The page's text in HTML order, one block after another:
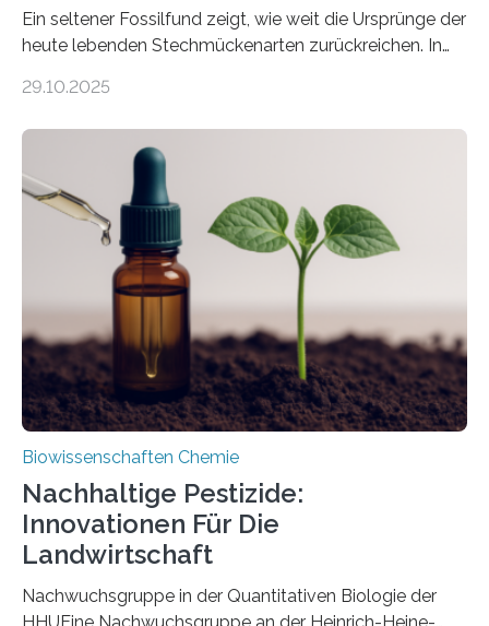
Ein seltener Fossilfund zeigt, wie weit die Ursprünge der
heute lebenden Stechmückenarten zurückreichen. In
Forschende die bisher älteste bekannte Stechmücken-
Region Kachin in Myanmar und hat sich in
ausgezeichnetem Zustand erhalten. Es konnte als neue
Art einer neuen Gattung beschrieben werden und trägt
nun den Namen Cretosabethes primaevus. Dieser erste
fossile Nachweis einer Stechmückenlarve in Bernstein
stellt gleichzeitig den ersten Fossilfund einer
Mückenlarve aus dem Mesozoikum dar, denn…
29.10.2025
Biowissenschaften Chemie
Nachhaltige Pestizide:
Innovationen Für Die
Landwirtschaft
Nachwuchsgruppe in der Quantitativen Biologie der
HHUEine Nachwuchsgruppe an der Heinrich-Heine-